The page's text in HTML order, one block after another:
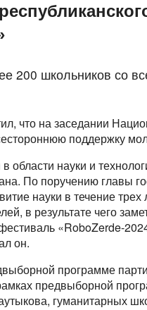
200 школьников со
что на заседании
поддержку
науки и
По поручению главы
науки в течение
в результате чего
«RoboZerde-
он.
программе
предвыборной
гуманитарных